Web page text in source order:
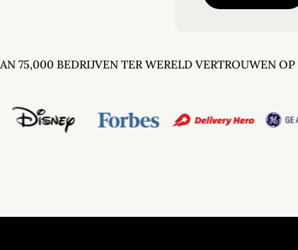
75,000 BEDRIJVEN TER WERELD VERTROUWEN